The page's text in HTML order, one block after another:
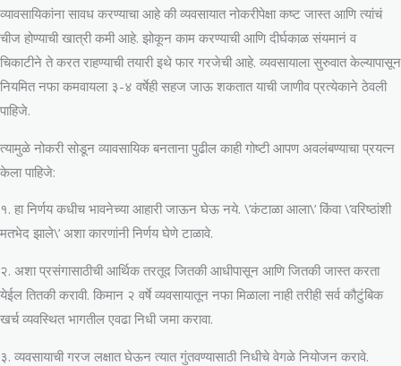
व्यावसायिकांना सावध करण्याचा आहे की व्यवसायात नोकरीपेक्षा कष्ट जास्त आणि त्यांचं
चीज होण्याची खात्री कमी आहे. झोकून काम करण्याची आणि दीर्घकाळ संयमानं व
चिकाटीने ते करत राहण्याची तयारी इथे फार गरजेची आहे. व्यवसायाला सुरुवात केल्यापासून
नियमित नफा कमवायला ३-४ वर्षेही सहज जाऊ शकतात याची जाणीव प्रत्येकाने ठेवली
पाहिजे.
त्यामुळे नोकरी सोडून व्यावसायिक बनताना पुढील काही गोष्टी आपण अवलंबण्याचा प्रयत्न
केला पाहिजे:
१. हा निर्णय कधीच भावनेच्या आहारी जाऊन घेऊ नये. \’कंटाळा आला\’ किंवा \’वरिष्ठांशी
मतभेद झाले\’ अशा कारणांनी निर्णय घेणे टाळावे.
२. अशा प्रसंगासाठीची आर्थिक तरतूद जितकी आधीपासून आणि जितकी जास्त करता
येईल तितकी करावी. किमान २ वर्षे व्यवसायातून नफा मिळाला नाही तरीही सर्व कौटुंबिक
खर्च व्यवस्थित भागतील एवढा निधी जमा करावा.
३. व्यवसायाची गरज लक्षात घेऊन त्यात गुंतवण्यासाठी निधीचे वेगळे नियोजन करावे.